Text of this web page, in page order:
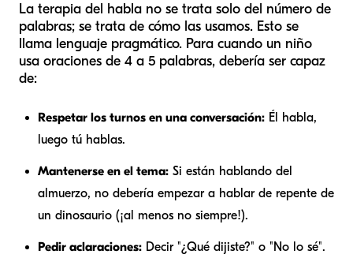
La terapia del habla no se trata solo del número de
palabras; se trata de cómo las usamos. Esto se
llama lenguaje pragmático. Para cuando un niño
usa oraciones de 4 a 5 palabras, debería ser capaz
de:
Respetar los turnos en una conversación: Él habla,
luego tú hablas.
Mantenerse en el tema: Si están hablando del
almuerzo, no debería empezar a hablar de repente de
un dinosaurio (¡al menos no siempre!).
Pedir aclaraciones: Decir "¿Qué dijiste?" o "No lo sé".